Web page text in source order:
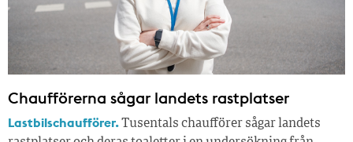
Chaufförerna sågar landets rastplatser
Lastbilschaufförer.Tusentals chaufförer sågar landets